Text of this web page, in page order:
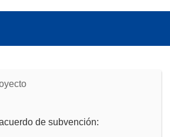
de subvención: